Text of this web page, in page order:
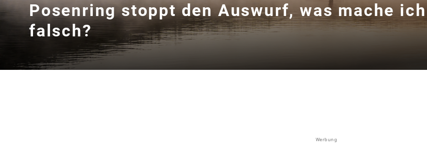
Posenring stoppt den Auswurf, was mache ich
falsch?
Werbung